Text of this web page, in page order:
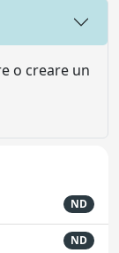
o creare un
ND
ND